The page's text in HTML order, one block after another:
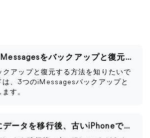
iPhone/iPadでiMessagesをバックアップと復元する
アップと復元する方法を知りたいで
は、3つのiMessagesバックアップと
す。
新しいiPhoneにデータを移行後、古いiPhoneですべきこと